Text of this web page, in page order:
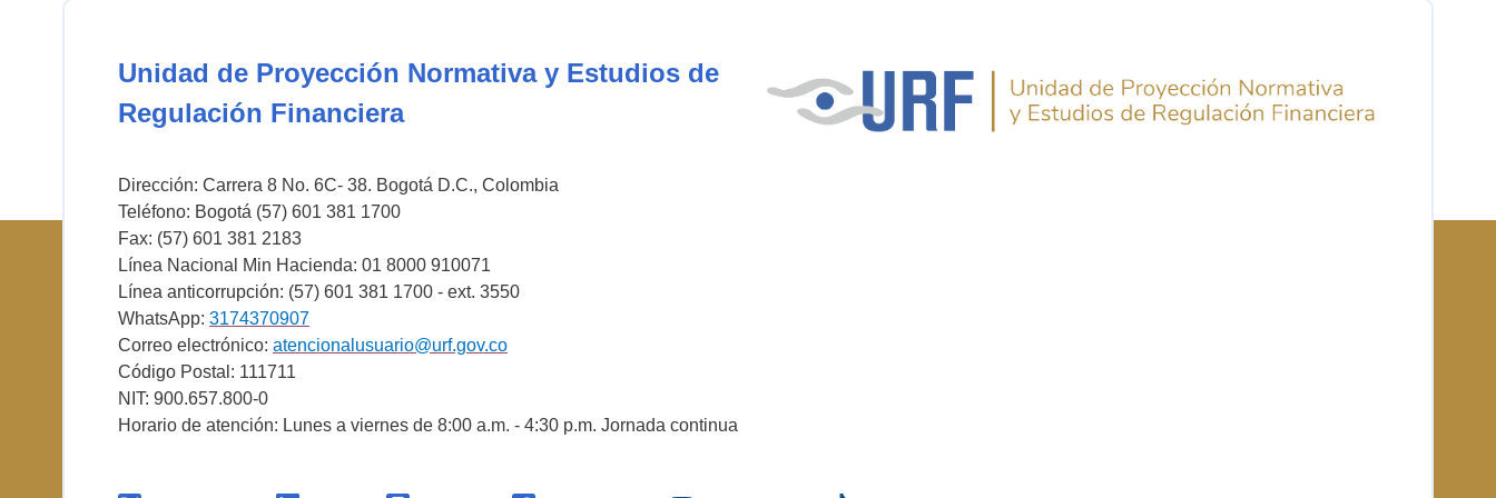
Unidad de Proyección Normativa y Estudios de
Regulación Financiera
Dirección: Carrera 8 No. 6C- 38. Bogotá D.C., Colombia
Teléfono: Bogotá (57) 601 381 1700
Fax: (57) 601 381 2183
Línea Nacional Min Hacienda: 01 8000 910071
Línea anticorrupción: (57) 601 381 1700 - ext. 3550
WhatsApp: 3174370907
Correo electrónico: atencionalusuario@urf.gov.co
Código Postal: 111711
NIT: 900.657.800-0
Horario de atención: Lunes a viernes de 8:00 a.m. - 4:30 p.m. Jornada continua